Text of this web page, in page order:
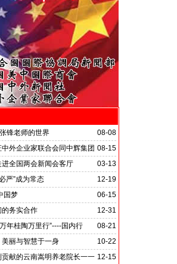
08-08
锋老师的世界
08-15
外企业家联合会同中辉集团
03-13
全国两会新闻会客厅
12-19
严”成为常态
06-15
国梦
12-31
务实合作
会见中国艺术银行董事长、中外新
强先生并达成多项合作协议
08-21
年桂陶万里行”----国内行
10-22
丽与智慧于一身
12-15
献的云南嵩明养老院长一一